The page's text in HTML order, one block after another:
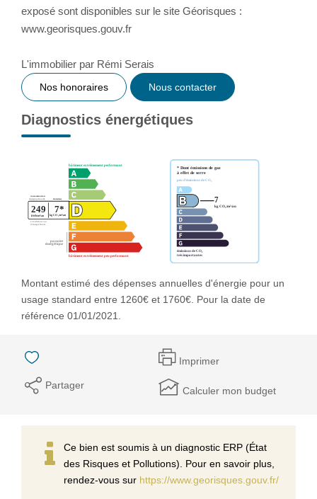
exposé sont disponibles sur le site Géorisques :
www.georisques.gouv.fr
L'immobilier par Rémi Serais
Nos honoraires Nous contacter
Diagnostics énergétiques
Montant estimé des dépenses annuelles d'énergie pour un
usage standard entre 1260€ et 1760€. Pour la date de
référence 01/01/2021.
Imprimer
Partager Calculer mon budget
Ce bien est soumis à un diagnostic ERP (État
des Risques et Pollutions). Pour en savoir plus,
rendez-vous sur https://www.georisques.gouv.fr/